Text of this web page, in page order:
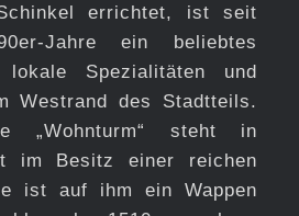
errichtet, ist seit
Jahre ein beliebtes
Spezialitäten und
Westrand des Stadtteils.
„Wohnturm“ steht in
im Besitz einer reichen
ist auf ihm ein Wappen